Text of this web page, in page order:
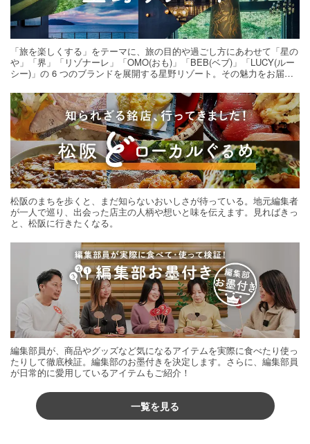
「旅を楽しくする」をテーマに、旅の目的や過ごし方にあわせて「星の
や」「界」「リゾナーレ」「OMO(おも)」「BEB(ベブ)」「LUCY(ルー
シー)」の 6 つのブランドを展開する星野リゾート。その魅力をお届け
松阪のまちを歩くと、まだ知らないおいしさが待っている。地元編集者
が一人で巡り、出会った店主の人柄や想いと味を伝えます。見ればきっ
と、松阪に行きたくなる。
編集部員が、商品やグッズなど気になるアイテムを実際に食べたり使っ
たりして徹底検証。編集部のお墨付きを決定します。さらに、編集部員
が日常的に愛用しているアイテムもご紹介！
一覧を見る